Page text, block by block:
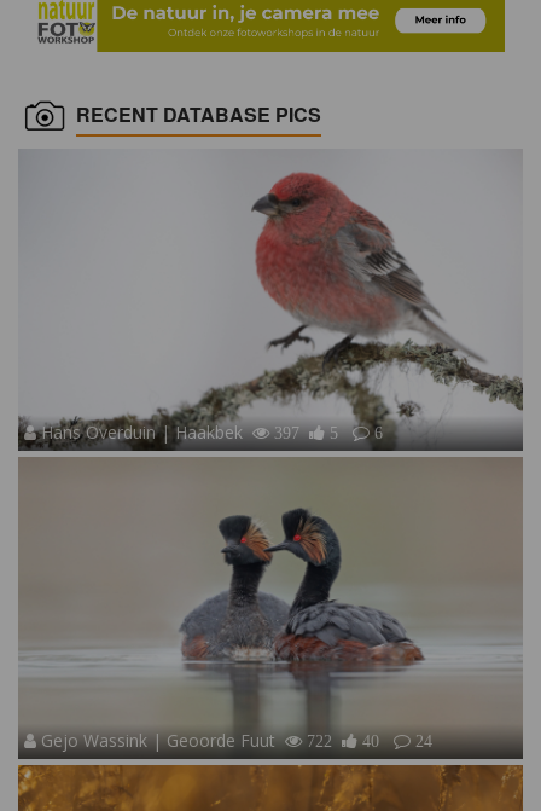
RECENT DATABASE PICS
Hans Overduin | Haakbek 397 5 6
Gejo Wassink | Geoorde Fuut 722 40 24